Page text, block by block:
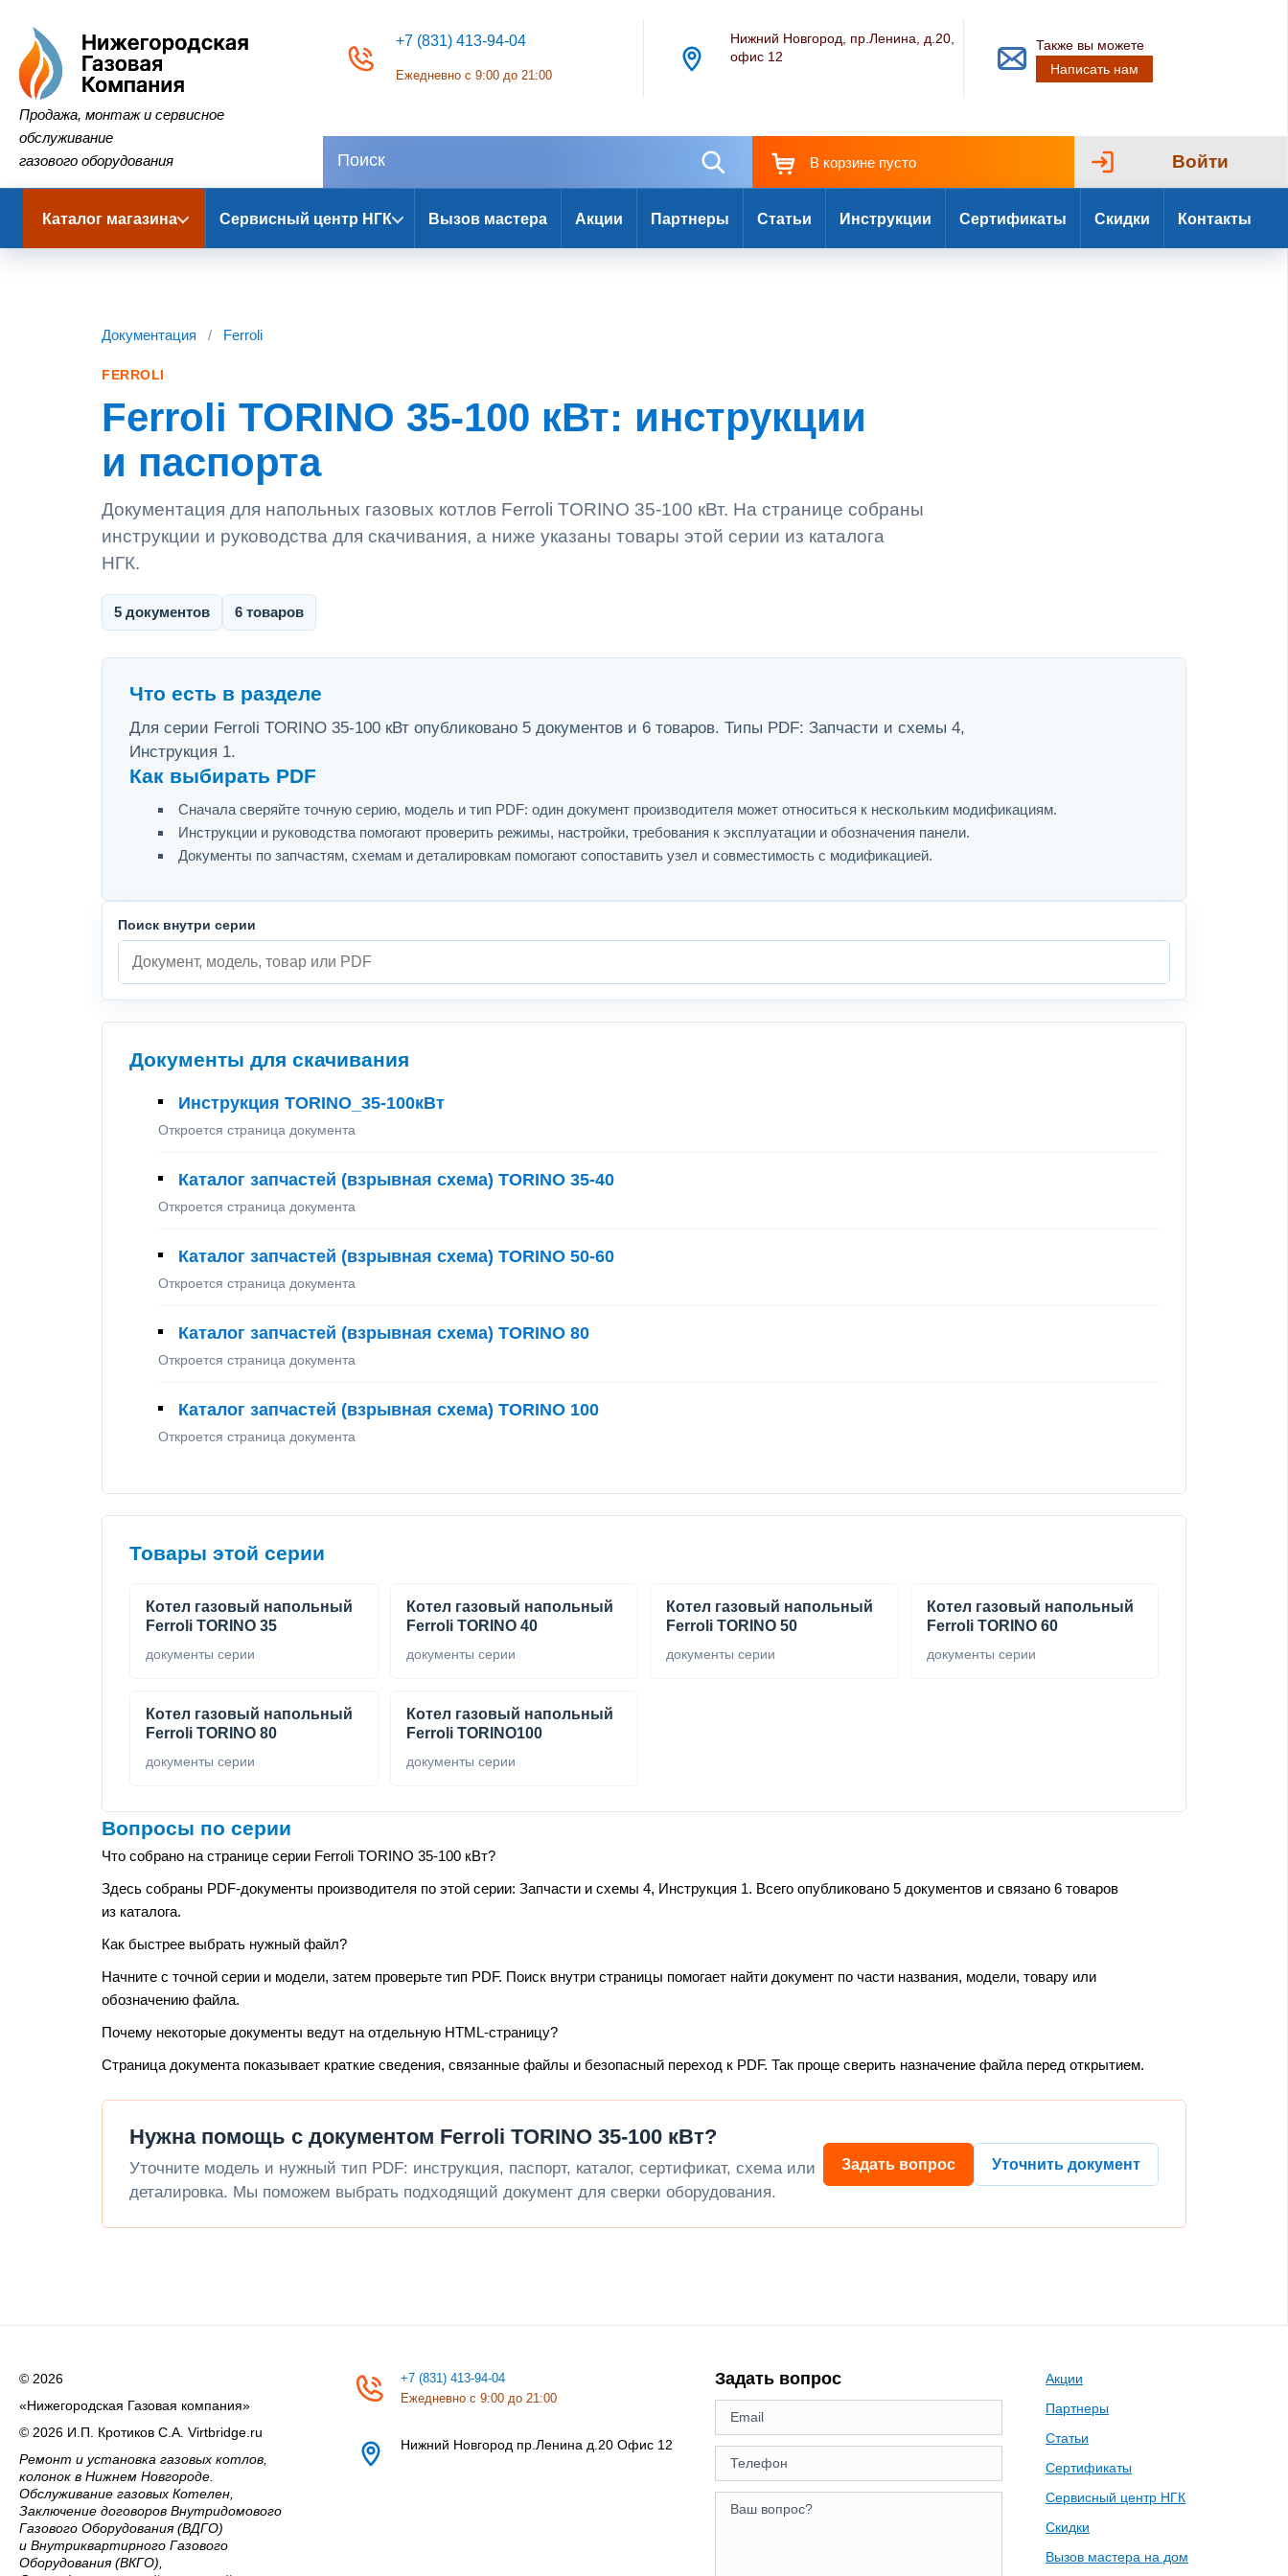
Нижегородская Газовая Компания
Продажа, монтаж и сервисное
обслуживание
газового оборудования
+7 (831) 413-94-04
Ежедневно с 9:00 до 21:00
Нижний Новгород, пр.Ленина, д.20,
офис 12
Также вы можете
Написать нам
В корзине пусто Войти
Каталог магазина Сервисный центр НГК Вызов мастера Акции Партнеры Статьи Инструкции Сертификаты Скидки Контакты
Документация / Ferroli
FERROLI
Ferroli TORINO 35-100 кВт: инструкции
и паспорта
Документация для напольных газовых котлов Ferroli TORINO 35-100 кВт. На странице собраны
инструкции и руководства для скачивания, а ниже указаны товары этой серии из каталога
НГК.
5 документов 6 товаров
Что есть в разделе
Для серии Ferroli TORINO 35-100 кВт опубликовано 5 документов и 6 товаров. Типы PDF: Запчасти и схемы 4,
Инструкция 1.
Как выбирать PDF
Сначала сверяйте точную серию, модель и тип PDF: один документ производителя может относиться к нескольким модификациям.
Инструкции и руководства помогают проверить режимы, настройки, требования к эксплуатации и обозначения панели.
Документы по запчастям, схемам и деталировкам помогают сопоставить узел и совместимость с модификацией.
Поиск внутри серии
Документы для скачивания
Инструкция TORINO_35-100кВт
Откроется страница документа
Каталог запчастей (взрывная схема) TORINO 35-40
Откроется страница документа
Каталог запчастей (взрывная схема) TORINO 50-60
Откроется страница документа
Каталог запчастей (взрывная схема) TORINO 80
Откроется страница документа
Каталог запчастей (взрывная схема) TORINO 100
Откроется страница документа
Товары этой серии
Котел газовый напольный
Ferroli TORINO 35
документы серии
Котел газовый напольный
Ferroli TORINO 40
документы серии
Котел газовый напольный
Ferroli TORINO 50
документы серии
Котел газовый напольный
Ferroli TORINO 60
документы серии
Котел газовый напольный
Ferroli TORINO 80
документы серии
Котел газовый напольный
Ferroli TORINO100
документы серии
Вопросы по серии
Что собрано на странице серии Ferroli TORINO 35-100 кВт?
Здесь собраны PDF-документы производителя по этой серии: Запчасти и схемы 4, Инструкция 1. Всего опубликовано 5 документов и связано 6 товаров
из каталога.
Как быстрее выбрать нужный файл?
Начните с точной серии и модели, затем проверьте тип PDF. Поиск внутри страницы помогает найти документ по части названия, модели, товару или
обозначению файла.
Почему некоторые документы ведут на отдельную HTML-страницу?
Страница документа показывает краткие сведения, связанные файлы и безопасный переход к PDF. Так проще сверить назначение файла перед открытием.
Нужна помощь с документом Ferroli TORINO 35-100 кВт?
Уточните модель и нужный тип PDF: инструкция, паспорт, каталог, сертификат, схема или
деталировка. Мы поможем выбрать подходящий документ для сверки оборудования.
Задать вопрос Уточнить документ
© 2026
«Нижегородская Газовая компания»
© 2026 И.П. Кротиков С.А. Virtbridge.ru
Ремонт и установка газовых котлов,
колонок в Нижнем Новгороде.
Обслуживание газовых Котелен,
Заключение договоров Внутридомового
Газового Оборудования (ВДГО)
и Внутриквартирного Газового
Оборудования (ВКГО),
+7 (831) 413-94-04
Ежедневно с 9:00 до 21:00
Нижний Новгород пр.Ленина д.20 Офис 12
Задать вопрос
Акции
Партнеры
Статьи
Сертификаты
Сервисный центр НГК
Скидки
Вызов мастера на дом